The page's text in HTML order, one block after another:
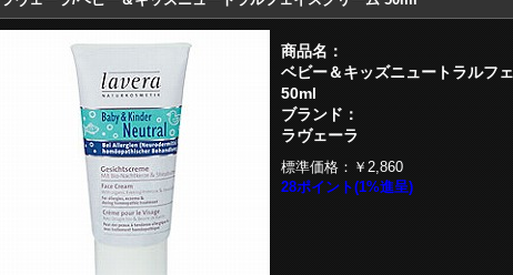
商品名：
ベビー＆キッズニュートラルフ
50ml
ブランド：
ラヴェーラ
標準価格： ￥2,860
28ポイント(1%進呈)